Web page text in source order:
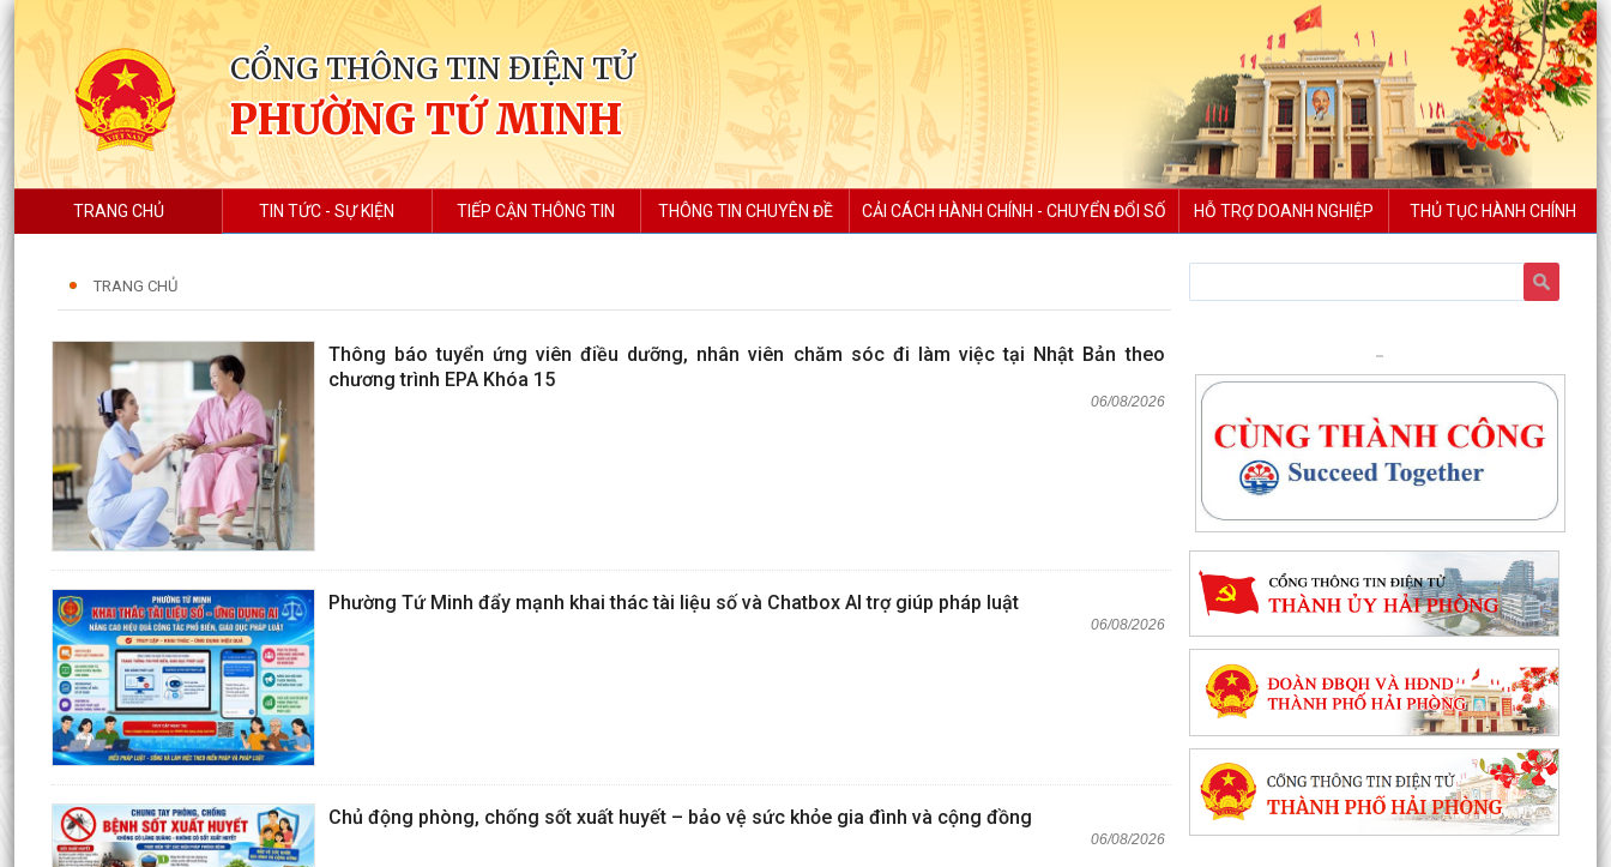
CỔNG THÔNG TIN ĐIỆN TỬ
PHƯỜNG TỨ MINH
TRANG CHỦ TIN TỨC - SỰ KIỆN TIẾP CẬN THÔNG TIN THÔNG TIN CHUYÊN ĐỀ CẢI CÁCH HÀNH CHÍNH - CHUYỂN ĐỔI SỐ HỖ TRỢ DOANH NGHIỆP THỦ TỤC HÀNH CHÍNH
TRANG CHỦ
Thông báo tuyển ứng viên điều dưỡng, nhân viên chăm sóc đi làm việc tại Nhật Bản theo
chương trình EPA Khóa 15
06/08/2026
Phường Tứ Minh đẩy mạnh khai thác tài liệu số và Chatbox AI trợ giúp pháp luật
06/08/2026
Chủ động phòng, chống sốt xuất huyết – bảo vệ sức khỏe gia đình và cộng đồng
06/08/2026